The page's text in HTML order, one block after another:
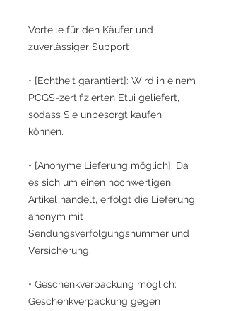
Vorteile für den Käufer und
zuverlässiger Support
• [Echtheit garantiert]: Wird in einem
PCGS-zertifizierten Etui geliefert,
sodass Sie unbesorgt kaufen
können.
• [Anonyme Lieferung möglich]: Da
es sich um einen hochwertigen
Artikel handelt, erfolgt die Lieferung
anonym mit
Sendungsverfolgungsnummer und
Versicherung.
• Geschenkverpackung möglich:
Geschenkverpackung gegen